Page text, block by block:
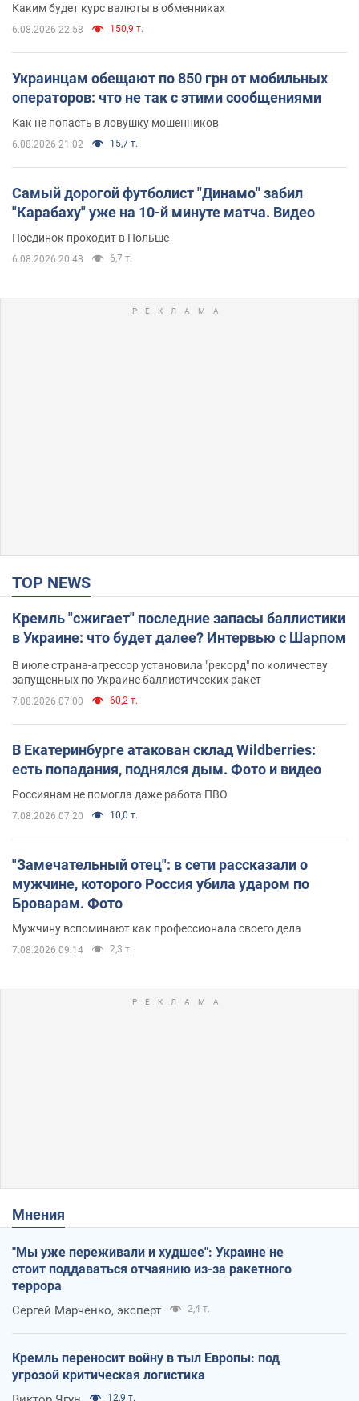
Каким будет курс валюты в обменниках
6.08.2026 22:58 150,9 т.
Украинцам обещают по 850 грн от мобильных
операторов: что не так с этими сообщениями
Как не попасть в ловушку мошенников
6.08.2026 21:02 15,7 т.
Самый дорогой футболист "Динамо" забил
"Карабаху" уже на 10-й минуте матча. Видео
Поединок проходит в Польше
6.08.2026 20:48 6,7 т.
TOP NEWS
Кремль "сжигает" последние запасы баллистики
в Украине: что будет далее? Интервью с Шарпом
В июле страна-агрессор установила "рекорд" по количеству
запущенных по Украине баллистических ракет
7.08.2026 07:00 60,2 т.
В Екатеринбурге атакован склад Wildberries:
есть попадания, поднялся дым. Фото и видео
Россиянам не помогла даже работа ПВО
7.08.2026 07:20 10,0 т.
"Замечательный отец": в сети рассказали о
мужчине, которого Россия убила ударом по
Броварам. Фото
Мужчину вспоминают как профессионала своего дела
7.08.2026 09:14 2,3 т.
Мнения
"Мы уже переживали и худшее": Украине не
стоит поддаваться отчаянию из-за ракетного
террора
Сергей Марченко, эксперт 2,4 т.
Кремль переносит войну в тыл Европы: под
угрозой критическая логистика
12,9 т.